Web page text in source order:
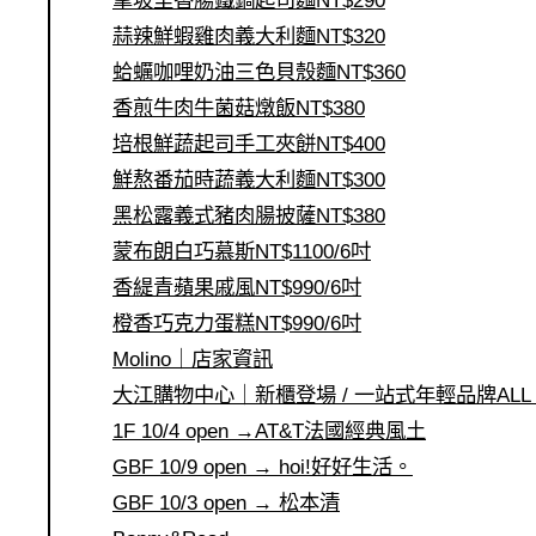
蒜辣鮮蝦雞肉義大利麵NT$320
蛤蠣咖哩奶油三色貝殼麵NT$360
香煎牛肉牛菌菇燉飯NT$380
培根鮮蔬起司手工夾餅NT$400
鮮熬番茄時蔬義大利麵NT$300
黑松露義式豬肉腸披薩NT$380
蒙布朗白巧慕斯NT$1100/6吋
香緹青蘋果戚風NT$990/6吋
橙香巧克力蛋糕NT$990/6吋
Molino｜店家資訊
大江購物中心｜新櫃登場 / 一站式年輕品牌ALL
1F 10/4 open →AT&T法國經典風土
GBF 10/9 open → hoi!好好生活。
GBF 10/3 open → 松本清